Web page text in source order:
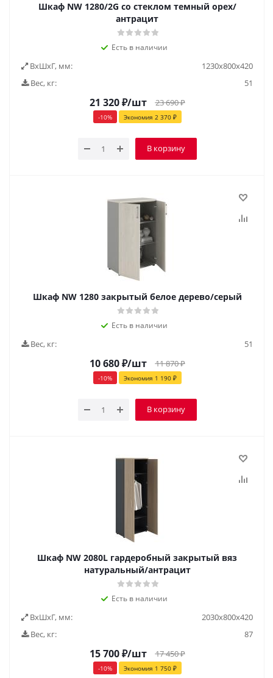
Шкаф NW 1280/2G со стеклом темный орех/
антрацит
Есть в наличии
ВxШxГ, мм:
1230x800x420
Вес, кг:
51
21 320₽/шт 23 690₽
-10% Экономия 2 370₽
В корзину
Шкаф NW 1280 закрытый белое дерево/серый
Есть в наличии
Вес, кг: 51
10 680₽/шт 11 870₽
-10% Экономия 1 190₽
В корзину
Шкаф NW 2080L гардеробный закрытый вяз
натуральный/антрацит
Есть в наличии
ВxШxГ, мм:
2030x800x420
Вес, кг:
87
15 700₽/шт 17 450₽
-10% Экономия 1 750₽